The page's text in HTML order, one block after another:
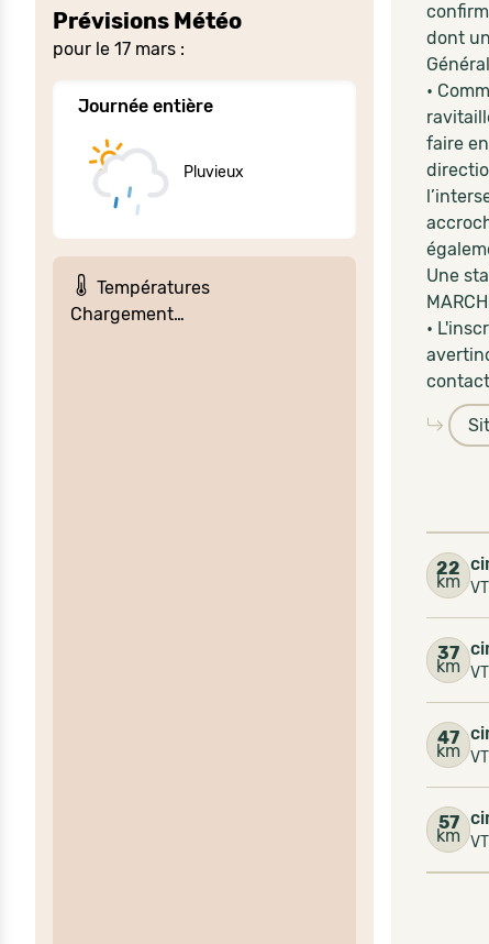
Prévisions Météo
pour le 17 mars :
Journée entière
Pluvieux
Températures
Chargement…
dont
•
faire
Une
•
22
km
37
km
47
km
57
km